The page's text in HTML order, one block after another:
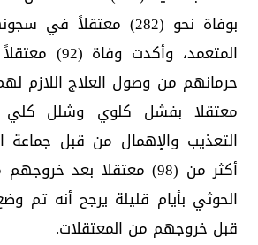
بوفاة نحو (282) معتقلاً
المتعمد،
معتقلا بفشل كلوي وشلل
التعذيب والإهمال من قبل
أكثر من (98) معتقلا بعد
الحوثي بأيام قليلة يرجح أنه تم
قبل خروجهم من المعتقلات.